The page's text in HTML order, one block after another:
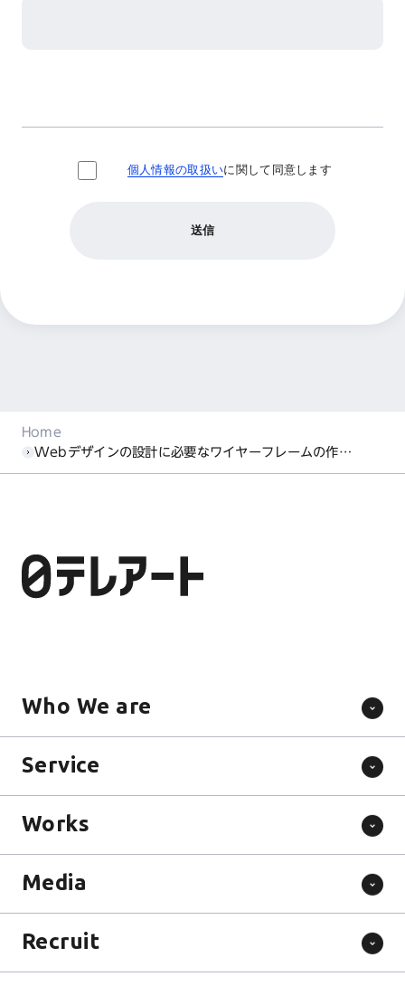
Home
Webデザインの設計に必要なワイヤーフレームの作り方ガイド！
Who We are
Service
Works
Media
Recruit